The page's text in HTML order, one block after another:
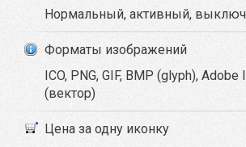
Нормальный, активный,
Форматы изображений
ICO, PNG, GIF, BMP (glyph),
(вектор)
Цена за одну иконку